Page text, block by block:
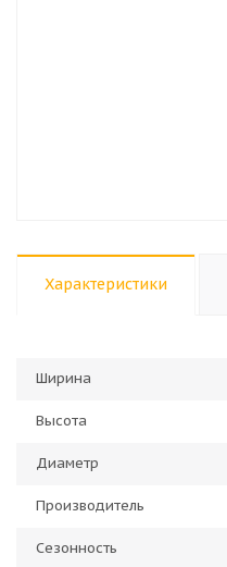
Характеристики
Ширина
Высота
Диаметр
Производитель
Сезонность